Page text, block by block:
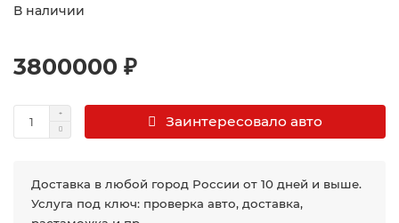
В наличии
3800000 ₽
Заинтересовало авто
Доставка в любой город России от 10 дней и выше.
Услуга под ключ: проверка авто, доставка,